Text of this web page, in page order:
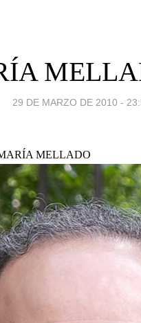
29 DE MARZO DE 2010 -
MARÍA MELLADO